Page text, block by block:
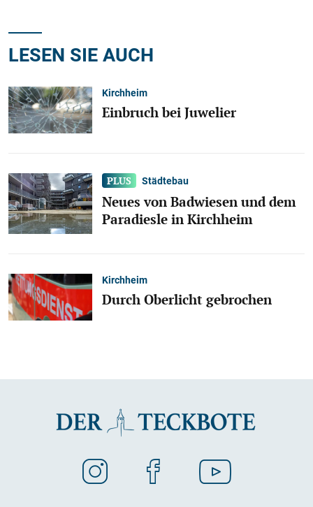
LESEN SIE AUCH
Kirchheim
Einbruch bei Juwelier
Städtebau
Neues von Badwiesen und dem
Paradiesle in Kirchheim
Kirchheim
Durch Oberlicht gebrochen